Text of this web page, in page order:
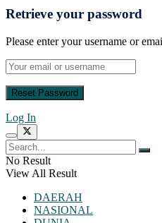
Retrieve your password
Please enter your username or
Log In
No Result
View All Result
DAERAH
NASIONAL